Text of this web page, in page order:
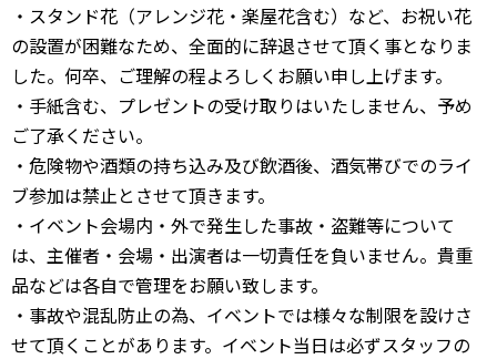
・スタンド花（アレンジ花・楽屋花含む）など、お祝い花
の設置が困難なため、全面的に辞退させて頂く事となりま
した。何卒、ご理解の程よろしくお願い申し上げます。
・手紙含む、プレゼントの受け取りはいたしません、予め
ご了承ください。
・危険物や酒類の持ち込み及び飲酒後、酒気帯びでのライ
ブ参加は禁止とさせて頂きます。
・イベント会場内・外で発生した事故・盗難等について
は、主催者・会場・出演者は一切責任を負いません。貴重
品などは各自で管理をお願い致します。
・事故や混乱防止の為、イベントでは様々な制限を設けさ
せて頂くことがあります。イベント当日は必ずスタッフの